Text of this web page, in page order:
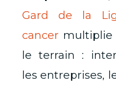
Gard de la
cancer multiplie
le terrain :
les entreprises,